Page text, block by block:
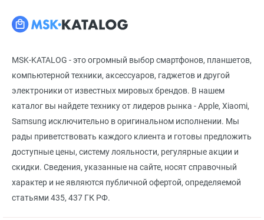
MSK-KATALOG - это огромный выбор смартфонов, планшетов,
компьютерной техники, аксессуаров, гаджетов и другой
электроники от известных мировых брендов. В нашем
каталог вы найдете технику от лидеров рынка - Apple, Xiaomi,
Samsung исключительно в оригинальном исполнении. Мы
рады приветствовать каждого клиента и готовы предложить
доступные цены, систему лояльности, регулярные акции и
скидки. Сведения, указанные на сайте, носят справочный
характер и не являются публичной офертой, определяемой
статьями 435, 437 ГК РФ.